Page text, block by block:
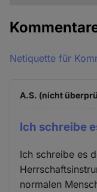
Netiquette für
A.S. (nicht
Ich schreibe
Ich schreibe es
normalen